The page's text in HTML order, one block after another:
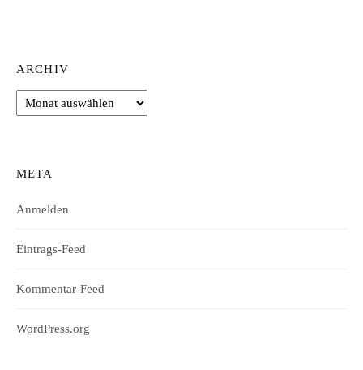
ARCHIV
Archiv
META
Anmelden
Eintrags-Feed
Kommentar-Feed
WordPress.org